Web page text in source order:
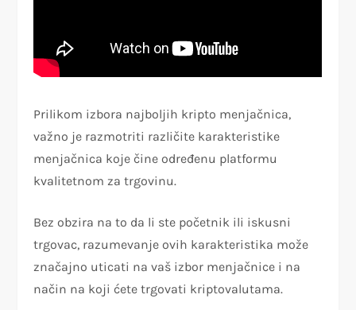
Prilikom izbora najboljih kripto menjačnica,
važno je razmotriti različite karakteristike
menjačnica koje čine određenu platformu
kvalitetnom za trgovinu.
Bez obzira na to da li ste početnik ili iskusni
trgovac, razumevanje ovih karakteristika može
značajno uticati na vaš izbor menjačnice i na
način na koji ćete trgovati kriptovalutama.